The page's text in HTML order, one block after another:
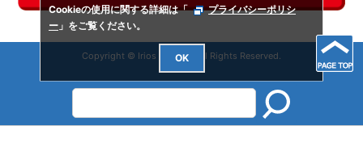
Copyright © Irios Co., Ltd. All Rights Reserved.
Cookieの使用に関する詳細は「
プライバシーポリシ
ー 」をご覧ください。
OK